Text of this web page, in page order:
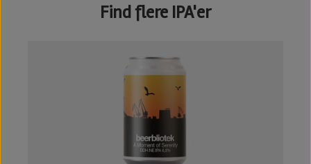
Find flere IPA'er